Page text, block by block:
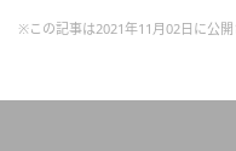
※この記事は2021年11月02日に公